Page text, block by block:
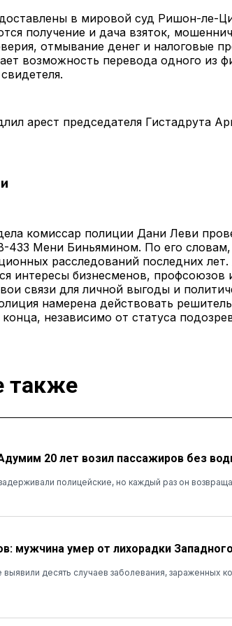
в мировой суд Ришон-ле-
получение и дача взяток,
отмывание денег и налоговые
возможность перевода одного из
арест председателя Гистадрута
комиссар полиции Дани Леви
433 Мени Биньямином. По его
расследований последних
интересы бизнесменов, профсоюзов
связи для личной выгоды и
намерена действовать
независимо от статуса
также
20 лет возил пассажиров без
полицейские, но каждый раз он
мужчина умер от лихорадки
выявили десять случаев заболевания, зараженных